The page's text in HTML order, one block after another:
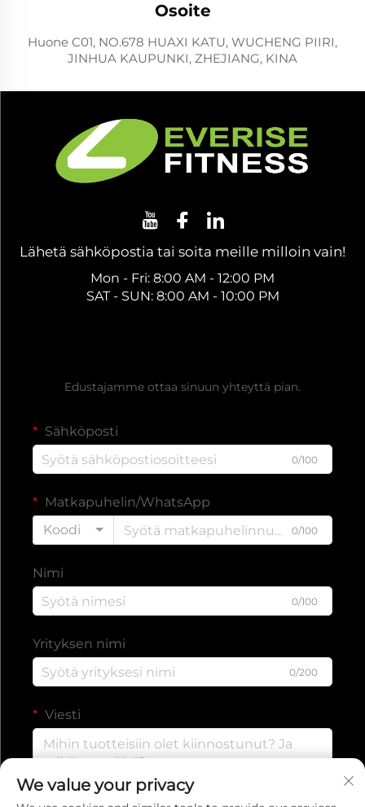
Osoite
Huone C01, NO.678 HUAXI KATU, WUCHENG PIIRI,
JINHUA KAUPUNKI, ZHEJIANG, KINA
Lähetä sähköpostia tai soita meille milloin vain!
Mon - Fri: 8:00 AM - 12:00 PM
SAT - SUN: 8:00 AM - 10:00 PM
Edustajamme ottaa sinuun yhteyttä pian.
Sähköposti
0/100
Matkapuhelin/WhatsApp
Koodi
0/100
Nimi
0/100
Yrityksen nimi
0/200
Viesti
We value your privacy